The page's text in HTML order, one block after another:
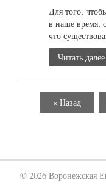
Для того,
в наше время,
что
Читать далее
« Назад
© 2026 Воронежская